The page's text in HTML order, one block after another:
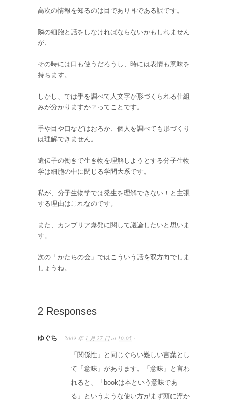
高次の情報を知るのは目であり耳である訳です。
隣の細胞と話をしなければならないかもしれません
が、
その時には口も使うだろうし、時には表情も意味を
持ちます。
しかし、では手を調べて人文字が形づくられる仕組
みが分かりますか？ってことです。
手や目や口などはおろか、個人を調べても形づくり
は理解できません。
遺伝子の働きで生き物を理解しようとする分子生物
学は細胞の中に閉じる学問大系です。
私が、分子生物学では発生を理解できない！と主張
する理由はこれなのです。
また、カンブリア爆発に関して議論したいと思いま
す。
次の「かたちの会」ではこういう話を双方向でしま
しょうね。
2 Responses
ゆぐち 2009 年 1 月 27 日 at 10:05 ·
「関係性」と同じぐらい難しい言葉とし
て「意味」があります。「意味」と言わ
れると、「bookは本という意味であ
る」というような使い方がまず頭に浮か